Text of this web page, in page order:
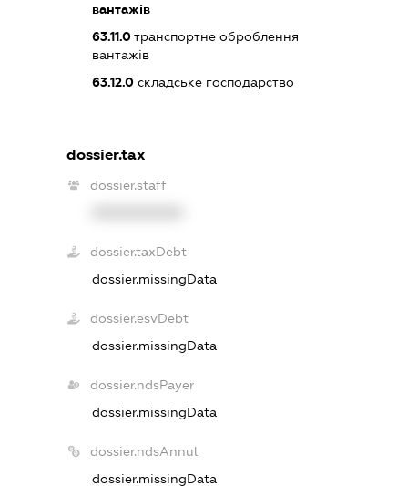
вантажів
63.11.0транспортне оброблення
вантажів
63.12.0складське господарство
dossier.tax
dossier.staff
dossier.taxDebt
dossier.missingData
dossier.esvDebt
dossier.missingData
dossier.ndsPayer
dossier.missingData
dossier.ndsAnnul
dossier.missingData